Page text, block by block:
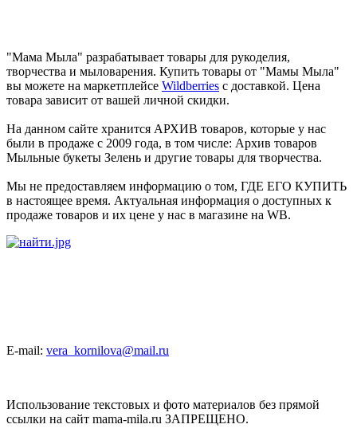
"Мама Мыла" разрабатывает товары для рукоделия,
творчества и мыловарения. Купить товары от "Мамы Мыла"
вы можете на маркетплейсе Wildberries с доставкой. Цена
товара зависит от вашей личной скидки.
На данном сайте хранится АРХИВ товаров, которые у нас
были в продаже с 2009 года, в том числе: Архив товаров
Мыльные букеты Зелень и другие товары для творчества.
Мы не предоставляем информацию о том, ГДЕ ЕГО КУПИТЬ
в настоящее время. Актуальная информация о доступных к
продаже товаров и их цене у нас в магазине на WB.
E-mail: vera_kornilova@mail.ru
Использование текстовых и фото материалов без прямой
ссылки на сайт mama-mila.ru ЗАПРЕЩЕНО.